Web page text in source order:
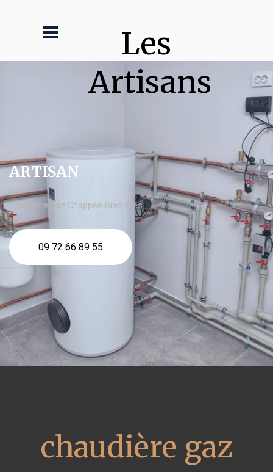
Les
Artisans
ARTISAN
chaudière gaz Chappee Brebières
09 72 66 89 55
chaudière gaz